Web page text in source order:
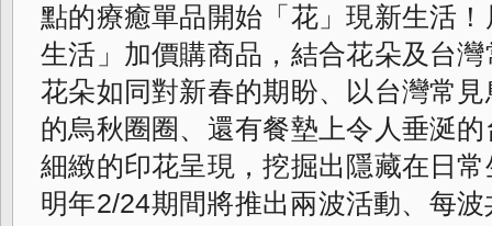
點的療癒單品開始「花」現新生活！
生活」加價購商品， 結合花朵及台
花朵如同對新春的期盼、
以台灣常
的烏秋圈圈、 還有餐墊上令人垂涎
細緻的印花呈現，挖掘出隱藏在日
明年2/24期間將推出兩波活動、每